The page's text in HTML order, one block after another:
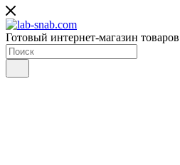
Готовый интернет-магазин